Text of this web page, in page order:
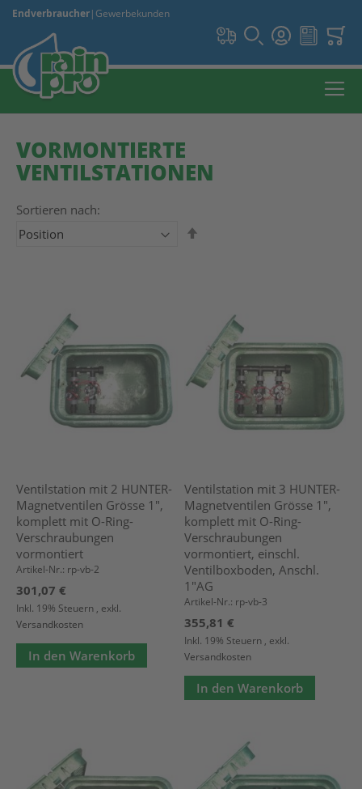
Endverbraucher| Gewerbekunden
VORMONTIERTE
VENTILSTATIONEN
Sortieren nach:
Ventilstation mit 2 HUNTER-
Magnetventilen Grösse 1",
komplett mit O-Ring-
Verschraubungen
vormontiert
Artikel-Nr.: rp-vb-2
301,07 €
Inkl. 19% Steuern , exkl.
Versandkosten
In den Warenkorb
Ventilstation mit 3 HUNTER-
Magnetventilen Grösse 1",
komplett mit O-Ring-
Verschraubungen
vormontiert, einschl.
Ventilboxboden, Anschl.
1"AG
Artikel-Nr.: rp-vb-3
355,81 €
Inkl. 19% Steuern , exkl.
Versandkosten
In den Warenkorb